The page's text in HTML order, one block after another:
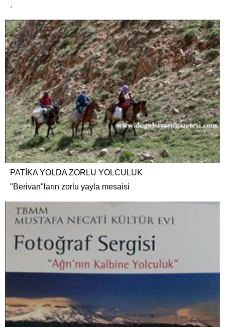
.
PATİKA YOLDA ZORLU YOLCULUK
"Berivan"ların zorlu yayla mesaisi